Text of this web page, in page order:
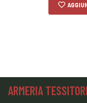
ARMERIA